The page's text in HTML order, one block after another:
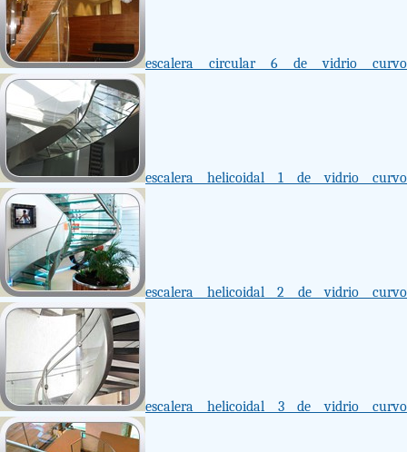
escalera circular 6 de vidrio curvo
escalera helicoidal 1 de vidrio curvo
escalera helicoidal 2 de vidrio curvo
escalera helicoidal 3 de vidrio curvo